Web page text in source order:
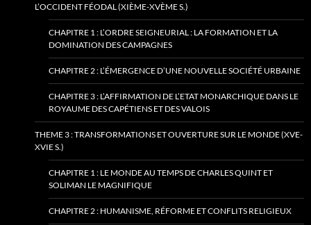
L’OCCIDENT FÉODAL (XIÈME-XVÈME S.)
CHAPITRE 1 : L’ORDRE SEIGNEURIAL : LA FORMATION ET LA
DOMINATION DES CAMPAGNES
CHAPITRE 2 : L’ÉMERGENCE D’UNE NOUVELLE SOCIÉTÉ URBAINE
CHAPITRE 3 : L’AFFIRMATION DE L’ETAT MONARCHIQUE DANS LE
ROYAUME DES CAPÉTIENS ET DES VALOIS
THEME 3 : TRANSFORMATIONS ET OUVERTURE SUR LE MONDE (XVE-
XVIE S.)
CHAPITRE 1 : LE MONDE AU TEMPS DE CHARLES QUINT ET
SOLIMAN LE MAGNIFIQUE
CHAPITRE 2 : HUMANISME, RÉFORME ET CONFLITS RELIGIEUX